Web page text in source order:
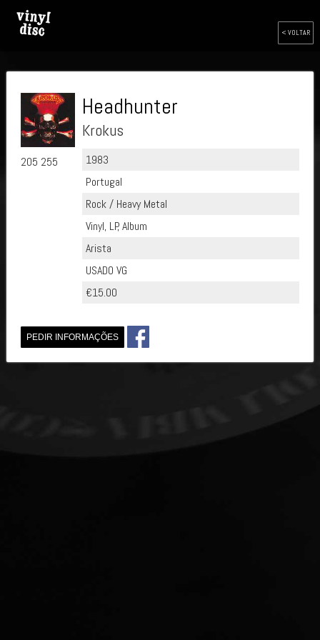
< VOLTAR
205 255
Headhunter
Krokus
1983
Portugal
Rock / Heavy Metal
Vinyl, LP, Album
Arista
USADO VG
€15.00
PEDIR INFORMAÇÕES